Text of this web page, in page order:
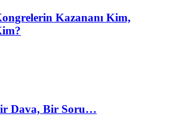
Kazananı Kim,
Dava, Bir Soru…